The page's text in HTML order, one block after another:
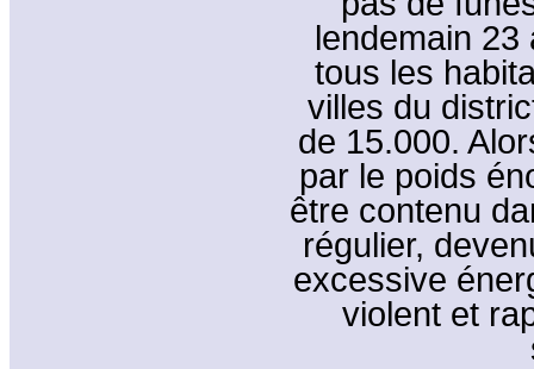
lendemain 23
tous les
villes du
de 15.000.
par le poids
être contenu
régulier,
excessive
violent et